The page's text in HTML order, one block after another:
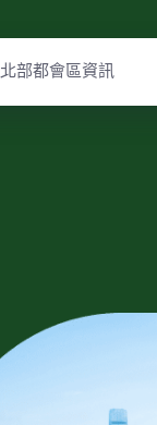
北部都會區資訊